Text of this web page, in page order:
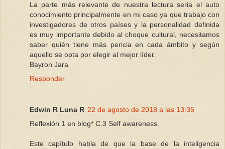
La parte más relevante de nuestra lectura seria el auto
conocimiento principalmente en mi caso ya que trabajo con
investigadores de otros países y la personalidad definida
es muy importante debido al choque cultural, necesitamos
saber quién tiene más pericia en cada ámbito y según
aquello se opta por elegir al mejor líder.
Bayron Jara
Responder
Edwin R Luna R 22 de agosto de 2018 a las 13:35
Reflexión 1 en blog* C.3 Self awareness.
Este capítulo habla de que la base de la inteligencia